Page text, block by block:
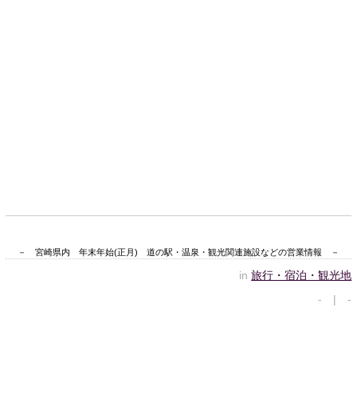
－ 宮崎県内 年末年始(正月) 道の駅・温泉・観光関連施設などの営業情報 －
in旅行・宿泊・観光地
- | -